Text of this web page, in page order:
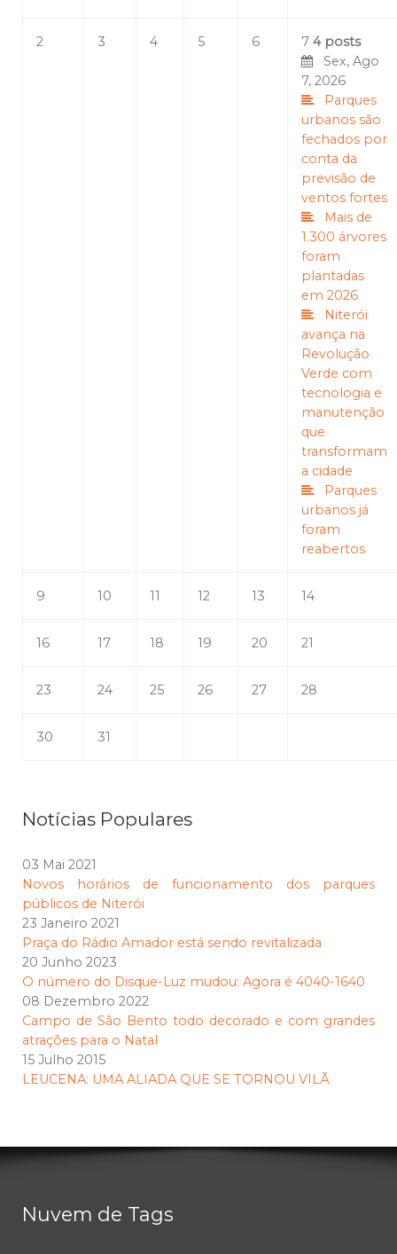
2 3 4 5 6 7 4 posts
Sex, Ago
7, 2026
Parques
urbanos são
fechados por
conta da
previsão de
ventos fortes
Mais de
1.300 árvores
foram
plantadas
em 2026
Niterói
avança na
Revolução
Verde com
tecnologia e
manutenção
que
transformam
a cidade
Parques
urbanos já
foram
reabertos
9 10 11 12 13 14
16 17 18 19 20 21
23 24 25 26 27 28
30 31
Notícias Populares
03 Mai 2021
Novos horários de funcionamento dos parques
públicos de Niterói
23 Janeiro 2021
Praça do Rádio Amador está sendo revitalizada
20 Junho 2023
O número do Disque-Luz mudou: Agora é 4040-1640
08 Dezembro 2022
Campo de São Bento todo decorado e com grandes
atrações para o Natal
15 Julho 2015
LEUCENA: UMA ALIADA QUE SE TORNOU VILÃ
Nuvem de Tags